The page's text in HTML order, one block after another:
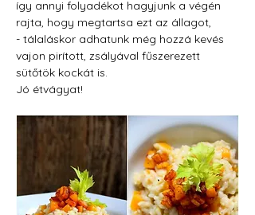
így annyi folyadékot hagyjunk a végén
rajta, hogy megtartsa ezt az állagot,
- tálaláskor adhatunk még hozzá kevés
vajon pirított, zsályával fűszerezett
sütőtök kockát is.
Jó étvágyat!